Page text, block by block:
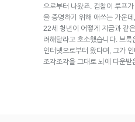
으로부터 나왔죠. 검찰이 루프
을 증명하기 위해 애쓰는 가운
22세 청년이 어떻게 지금과 같
려해달라고 호소했습니다. 브
인터넷으로부터 왔다며, 그가
조각조각을 그대로 뇌에 다운받